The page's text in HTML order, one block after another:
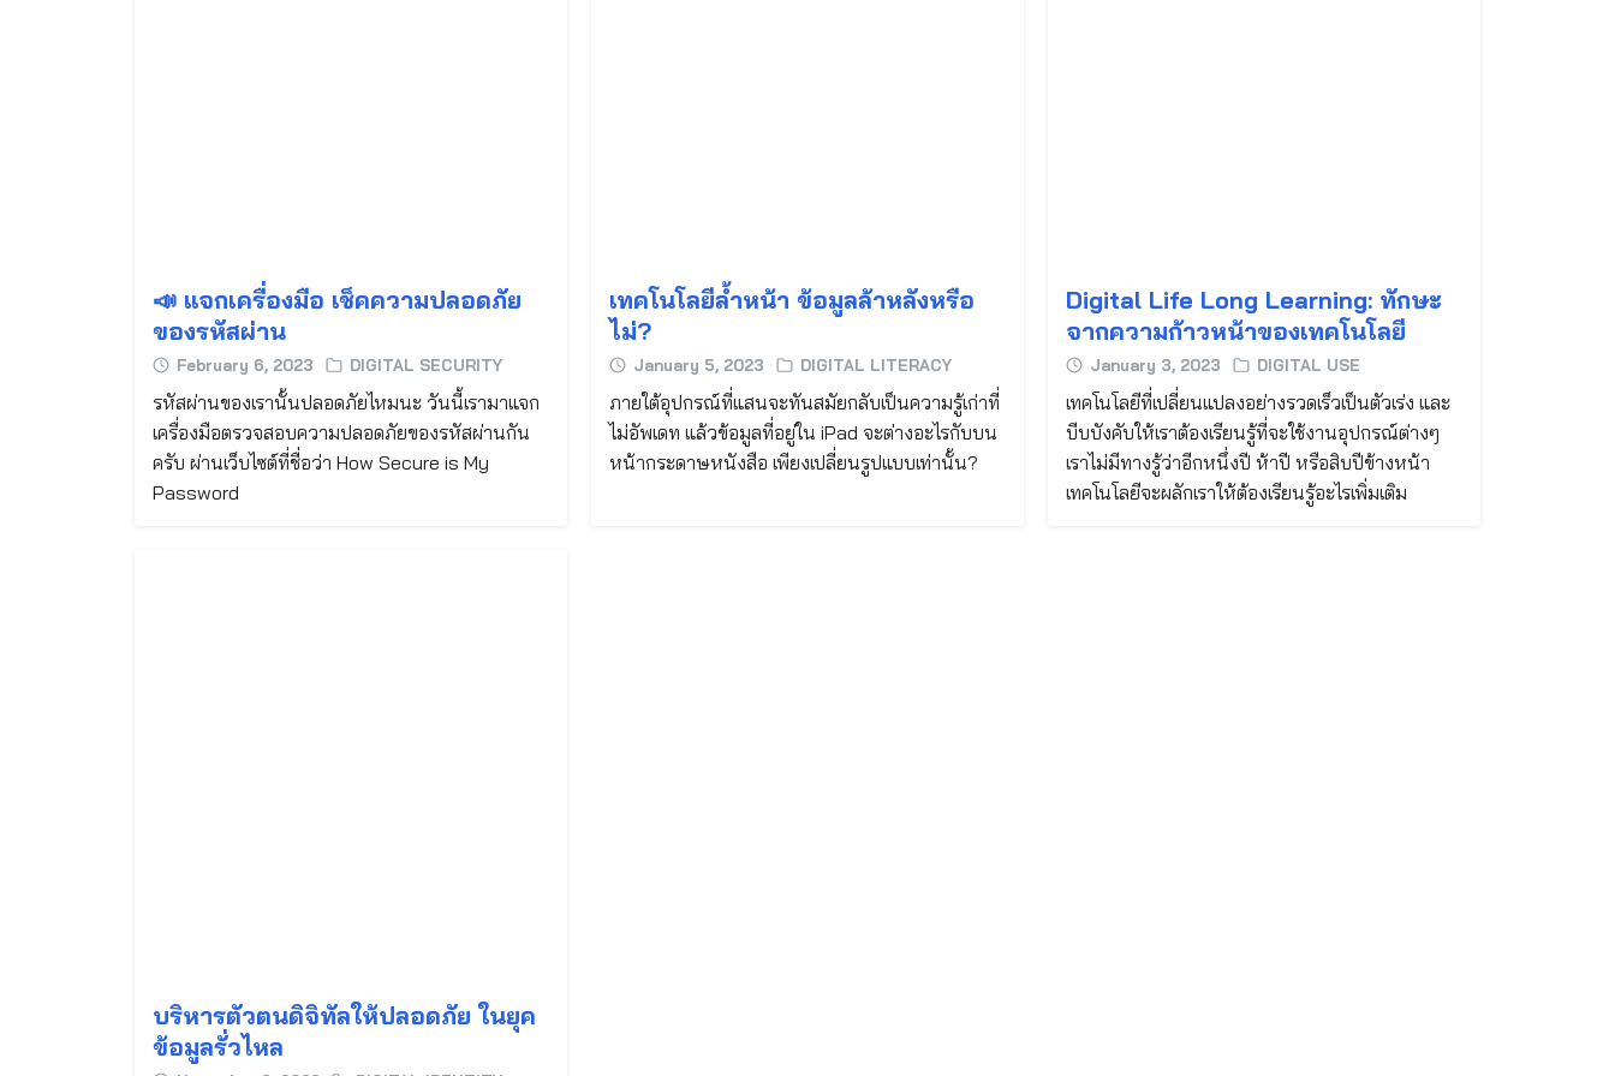
Search
for:
📣 แจกเครื่องมือ เช็คความปลอดภัย
ของรหัสผ่าน
February 6, 2023 DIGITAL SECURITY
รหัสผ่านของเรานั้นปลอดภัยไหมนะ วันนี้เรามาแจก
เครื่องมือตรวจสอบความปลอดภัยของรหัสผ่านกัน
ครับ ผ่านเว็บไซต์ที่ชื่อว่า How Secure is My
Password
เทคโนโลยีล้ำหน้า ข้อมูลล้าหลังหรือ
ไม่?
January 5, 2023 DIGITAL LITERACY
ภายใต้อุปกรณ์ที่แสนจะทันสมัยกลับเป็นความรู้เก่าที่
ไม่อัพเดท แล้วข้อมูลที่อยู่ใน iPad จะต่างอะไรกับบน
หน้ากระดาษหนังสือ เพียงเปลี่ยนรูปแบบเท่านั้น?
Digital Life Long Learning: ทักษะ
จากความก้าวหน้าของเทคโนโลยี
January 3, 2023 DIGITAL USE
เทคโนโลยีที่เปลี่ยนแปลงอย่างรวดเร็วเป็นตัวเร่ง และ
บีบบังคับให้เราต้องเรียนรู้ที่จะใช้งานอุปกรณ์ต่างๆ
เราไม่มีทางรู้ว่าอีกหนึ่งปี ห้าปี หรือสิบปีข้างหน้า
เทคโนโลยีจะผลักเราให้ต้องเรียนรู้อะไรเพิ่มเติม
บริหารตัวตนดิจิทัลให้ปลอดภัย ในยุค
ข้อมูลรั่วไหล